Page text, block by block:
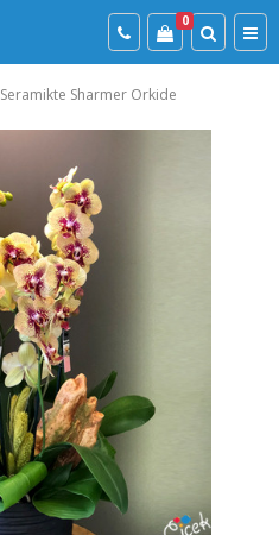
0
Seramikte Sharmer Orkide